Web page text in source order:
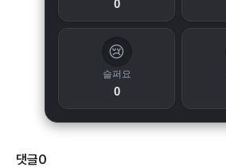
0
😢
슬퍼요
0
댓글0